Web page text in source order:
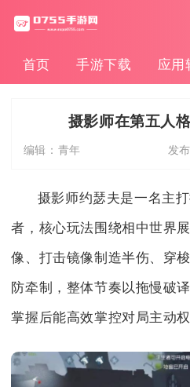
首页 手游下载 应用
摄影师在第五人
编辑： 青年 发
摄影师约瑟夫是一名主
者，核心玩法围绕相中世界
像、打击镜像制造半伤、穿
防牵制，整体节奏以拖慢破
掌握后能高效掌控对局主动权